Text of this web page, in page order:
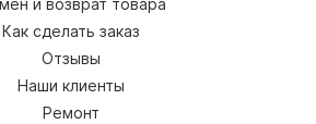
и возврат товара
Как сделать заказ
Отзывы
Наши клиенты
Ремонт